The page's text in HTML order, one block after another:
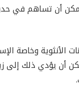
أن تساهم في
الأنثوية وخاصة
أن يؤدي ذلك إلى